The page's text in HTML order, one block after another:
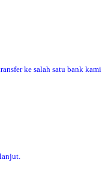
ke salah satu bank